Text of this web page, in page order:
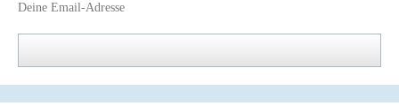
Deine Email-Adresse